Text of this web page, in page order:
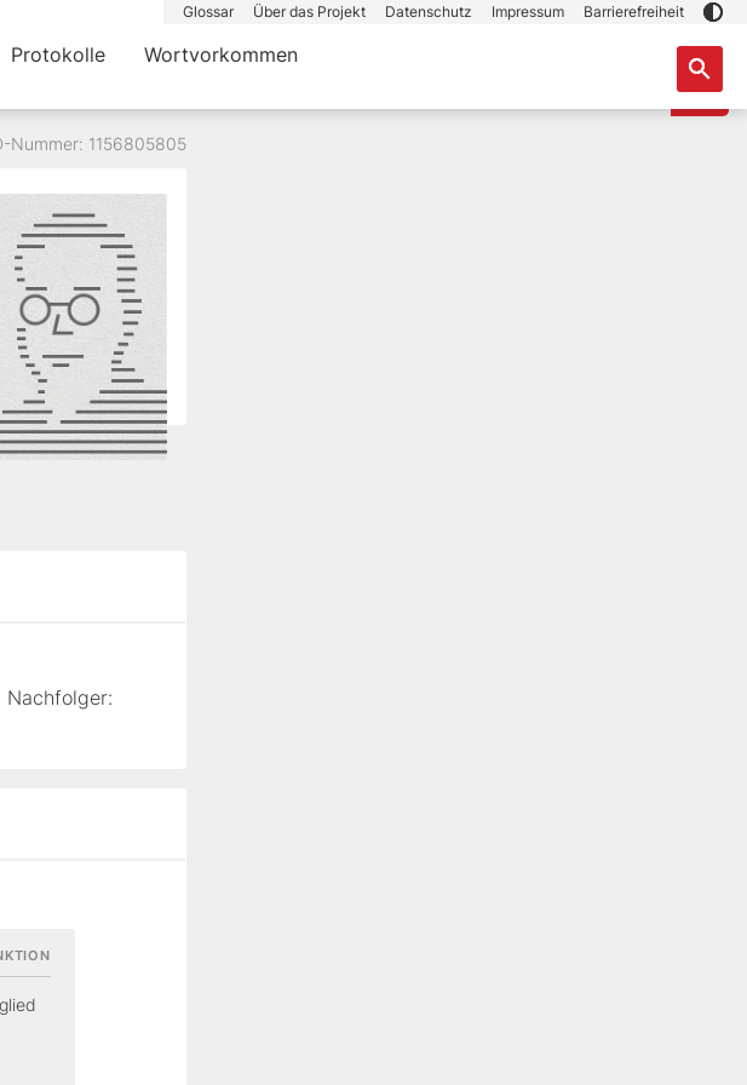
Glossar Über das Projekt Datenschutz Impressum Barrierefreiheit
Protokolle Wortvorkommen
Nummer: 1156805805
Nachfolger: